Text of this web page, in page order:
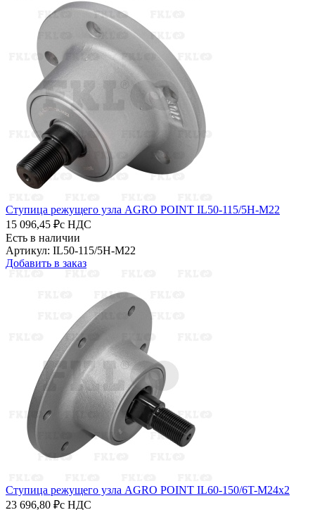
Ступица режущего узла AGRO POINT IL50-115/5H-M22
15 096,45 ₽с НДС
Есть в наличии
Артикул: IL50-115/5H-M22
Добавить в заказ
Ступица режущего узла AGRO POINT IL60-150/6T-M24x2
23 696,80 ₽с НДС